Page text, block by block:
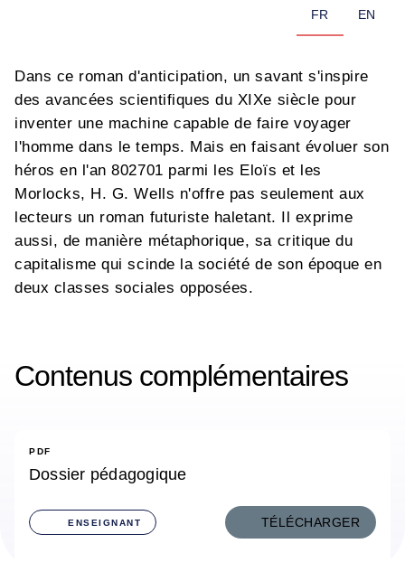
FR EN
Dans ce roman d'anticipation, un savant s'inspire
des avancées scientifiques du XIXe siècle pour
inventer une machine capable de faire voyager
l'homme dans le temps. Mais en faisant évoluer son
héros en l'an 802701 parmi les Eloïs et les
Morlocks, H. G. Wells n'offre pas seulement aux
lecteurs un roman futuriste haletant. Il exprime
aussi, de manière métaphorique, sa critique du
capitalisme qui scinde la société de son époque en
deux classes sociales opposées.
Contenus complémentaires
PDF
Dossier pédagogique
ENSEIGNANT TÉLÉCHARGER